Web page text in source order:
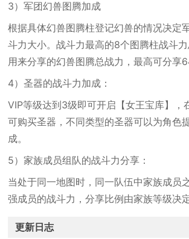
3）军团幻兽图腾加成
根据具体幻兽图腾柱登记幻兽的情况决定
斗力大小。战斗力最高的8个图腾柱战斗
用来分享的幻兽图腾总战力，最高可分享
4）圣器的战斗力加成：
VIP等级达到3级即可开启【女王宝库】，
可购买圣器，不同类型的圣器可以为角色
成。
5）家族成员组队的战斗力分享：
当处于同一地图时，同一队伍中家族成员
强成员的战斗力，分享比例由家族等级决定
更新日志